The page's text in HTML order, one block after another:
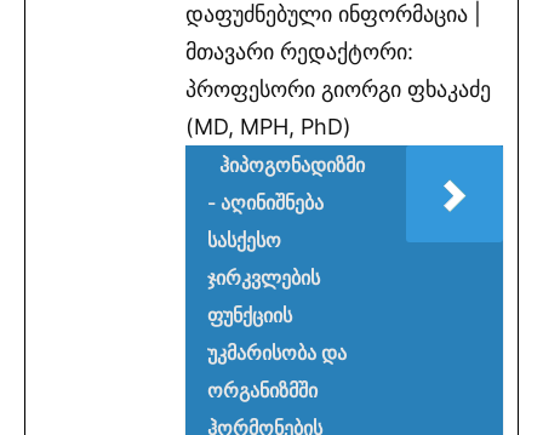
დაფუძნებული ინფორმაცია |
მთავარი რედაქტორი:
პროფესორი გიორგი ფხაკაძე
(MD, MPH, PhD)
ჰიპოგონადიზმი
- აღინიშნება
სასქესო
ჯირკვლების
ფუნქციის
უკმარისობა და
ორგანიზმში
ჰორმონების